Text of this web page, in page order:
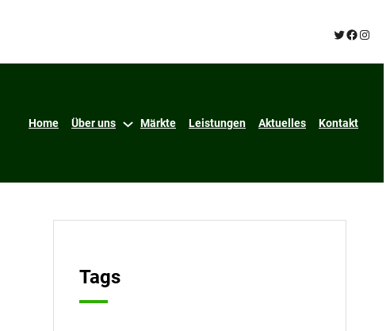
Twitter
Home Über uns Märkte Leistungen Aktuelles Kontakt
Tags